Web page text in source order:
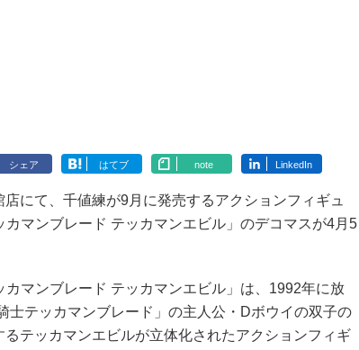
シェア はてブ note LinkedIn
にて、千値練が9月に発売するアクションフィギュ
カマンブレード テッカマンエビル」のデコマスが4月5
マンブレード テッカマンエビル」は、1992年に放
士テッカマンブレード」の主人公・Dボウイの双子の
テッカマンエビルが立体化されたアクションフィギ